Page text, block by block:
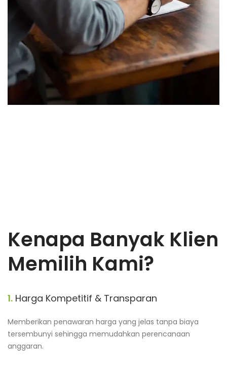
Kenapa Banyak Klien
Memilih Kami?
1. Harga Kompetitif & Transparan
Memberikan penawaran harga yang jelas tanpa biaya
tersembunyi sehingga memudahkan perencanaan
anggaran.